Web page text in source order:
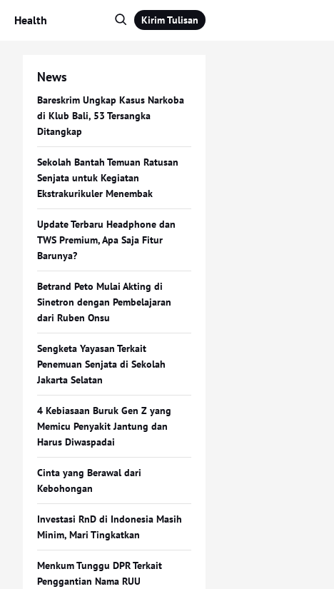
Health Kirim Tulisan
News
Bareskrim Ungkap Kasus Narkoba
di Klub Bali, 53 Tersangka
Ditangkap
Sekolah Bantah Temuan Ratusan
Senjata untuk Kegiatan
Ekstrakurikuler Menembak
Update Terbaru Headphone dan
TWS Premium, Apa Saja Fitur
Barunya?
Betrand Peto Mulai Akting di
Sinetron dengan Pembelajaran
dari Ruben Onsu
Sengketa Yayasan Terkait
Penemuan Senjata di Sekolah
Jakarta Selatan
4 Kebiasaan Buruk Gen Z yang
Memicu Penyakit Jantung dan
Harus Diwaspadai
Cinta yang Berawal dari
Kebohongan
Investasi RnD di Indonesia Masih
Minim, Mari Tingkatkan
Menkum Tunggu DPR Terkait
Penggantian Nama RUU